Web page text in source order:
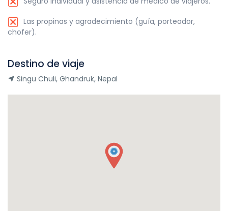
Las propinas y agradecimiento (guía, porteador,
chofer).
Destino de viaje
Singu Chuli, Ghandruk, Nepal